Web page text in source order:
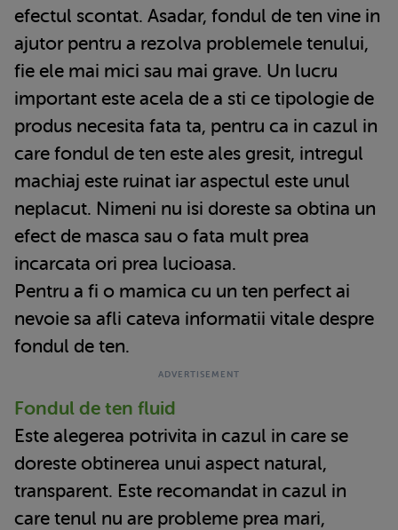
efectul scontat. Asadar, fondul de ten vine in
ajutor pentru a rezolva problemele tenului,
fie ele mai mici sau mai grave. Un lucru
important este acela de a sti ce tipologie de
produs necesita fata ta, pentru ca in cazul in
care fondul de ten este ales gresit, intregul
machiaj este ruinat iar aspectul este unul
neplacut. Nimeni nu isi doreste sa obtina un
efect de masca sau o fata mult prea
incarcata ori prea lucioasa.
Pentru a fi o mamica cu un ten perfect ai
nevoie sa afli cateva informatii vitale despre
fondul de ten.
Fondul de ten fluid
Este alegerea potrivita in cazul in care se
doreste obtinerea unui aspect natural,
transparent. Este recomandat in cazul in
care tenul nu are probleme prea mari,